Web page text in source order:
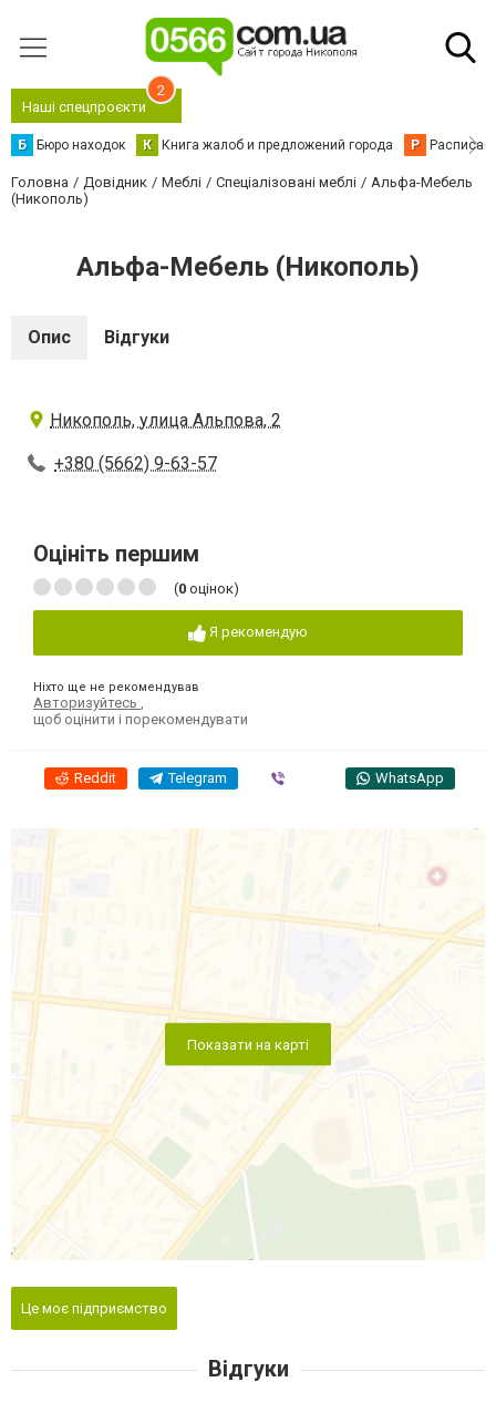
Наші спецпроєкти
2
Б Бюро находок К Книга жалоб и предложений города Р
Головна Довідник Меблі Спеціалізовані меблі
Альфа-Мебель
(Никополь)
Альфа-Мебель (Никополь)
Опис Відгуки
Никополь, улица Альпова, 2
+380 (5662) 9-63-57
Оцініть першим
(0 оцінок)
Я рекомендую
Ніхто ще не рекомендував
Авторизуйтесь
щоб оцінити і порекомендувати
Reddit Telegram WhatsApp
Показати на карті
Це моє підприємство
Відгуки